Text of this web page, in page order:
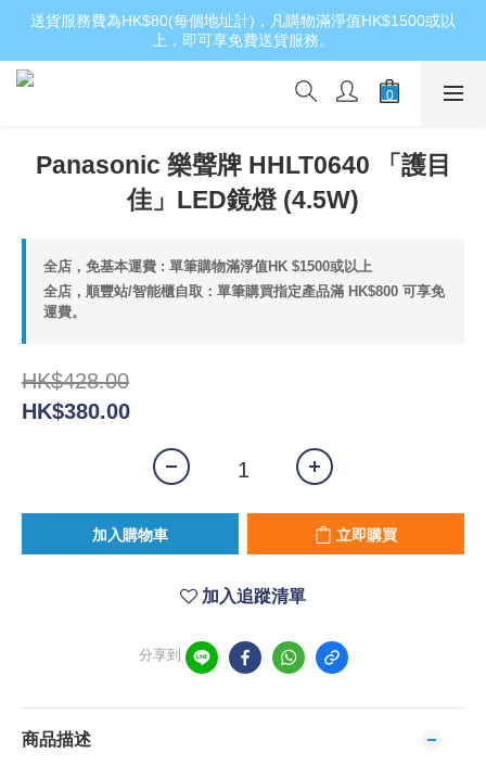
送貨服務費為HK$80(每個地址計)，凡購物滿淨值HK$1500或以
上，即可享免費送貨服務。
Panasonic 樂聲牌 HHLT0640 「護目
佳」LED鏡燈 (4.5W)
全店，免基本運費 : 單筆購物滿淨值HK $1500或以上
全店，順豐站/智能櫃自取：單筆購買指定產品滿 HK$800 可享免
運費。
HK$428.00
HK$380.00
加入購物車 立即購買
加入追蹤清單
分享到
商品描述